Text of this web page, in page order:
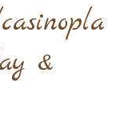
&